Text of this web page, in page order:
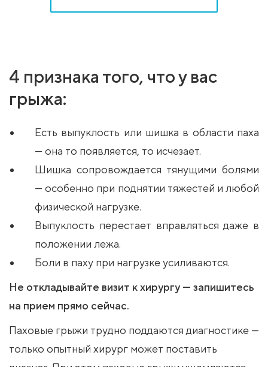
4 признака того, что у вас
грыжа:
Есть выпуклость или шишка в области паха
— она то появляется, то исчезает.
Шишка сопровождается тянущими болями
— особенно при поднятии тяжестей и любой
физической нагрузке.
Выпуклость перестает вправляться даже в
положении лежа.
Боли в паху при нагрузке усиливаются.
Не откладывайте визит к хирургу — запишитесь
на прием прямо сейчас.
Паховые грыжи трудно поддаются диагностике —
только опытный хирург может поставить